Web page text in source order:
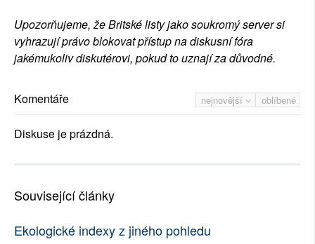
Upozorňujeme, že Britské listy jako soukromý server si
vyhrazují právo blokovat přístup na diskusní fóra
jakémukoliv diskutérovi, pokud to uznají za důvodné.
nejnovější oblíbené
Komentáře
Diskuse je prázdná.
Související články
Ekologické indexy z jiného pohledu